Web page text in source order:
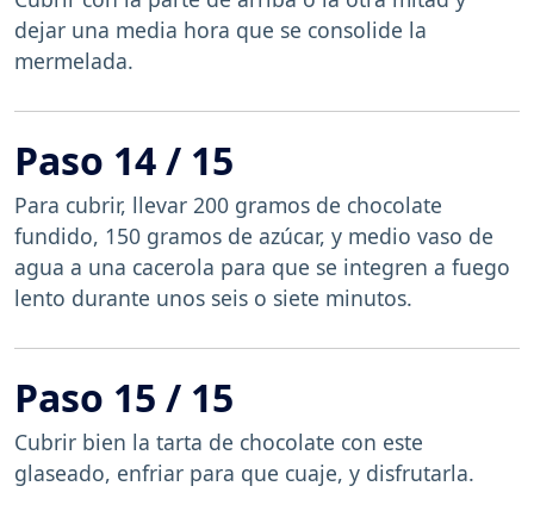
dejar una media hora que se consolide la
mermelada.
Paso 14 / 15
Para cubrir, llevar 200 gramos de chocolate
fundido, 150 gramos de azúcar, y medio vaso de
agua a una cacerola para que se integren a fuego
lento durante unos seis o siete minutos.
Paso 15 / 15
Cubrir bien la tarta de chocolate con este
glaseado, enfriar para que cuaje, y disfrutarla.